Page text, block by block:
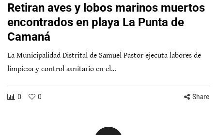
Retiran aves y lobos marinos muertos
encontrados en playa La Punta de
Camaná
La Municipalidad Distrital de Samuel Pastor ejecuta labores de
limpieza y control sanitario en el…
0 0 Share